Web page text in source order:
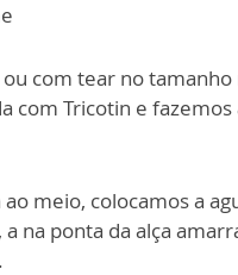
com tear no
com Tricotin e
meio, colocamos a
na ponta da alça